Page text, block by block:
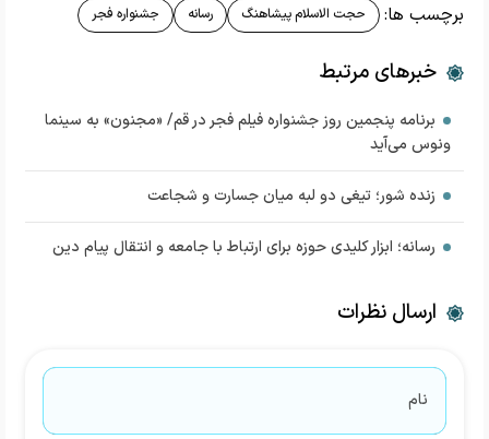
برچسب ها: حجت الاسلام پیشاهنگ رسانه جشنواره فجر
خبرهای مرتبط
برنامه پنجمین روز جشنواره فیلم فجر در قم/ «مجنون» به سینما
ونوس می‌آید
زنده شور؛ تیغی دو لبه میان جسارت و شجاعت
رسانه؛ ابزار کلیدی حوزه برای ارتباط با جامعه و انتقال پیام دین
ارسال نظرات